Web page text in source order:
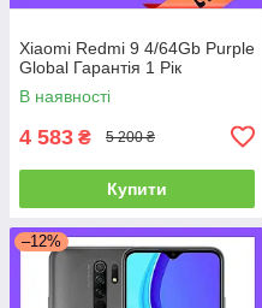
Xiaomi Redmi 9 4/64Gb Purple
Global Гарантія 1 Рік
В наявності
4 583 ₴ 5 200 ₴
Купити
–12%